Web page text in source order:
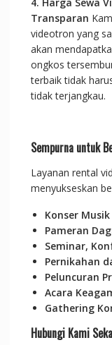
Transparan
videotron yang
akan
ongkos
terbaik tidak
tidak terjangkau.
Sempurna untuk
Layanan rental
menyukseskan
Konser
Pameran
Seminar,
Pernikahan
Peluncuran
Acara
Gathering
Hubungi Kami